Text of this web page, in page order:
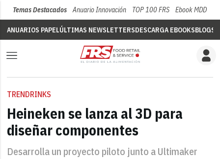
Temas Destacados Anuario Innovación TOP 100 FRS Ebook MDD
ANUARIOS PAPELÚLTIMAS NEWSLETTERSDESCARGA EBOOKSBLOGS
TRENDRINKS
Heineken se lanza al 3D para
diseñar componentes
Desarrolla un proyecto piloto junto a Ultimaker